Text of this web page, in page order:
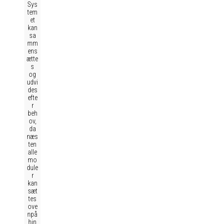
Sys
tem
et
kan
sa
mm
ens
ætte
s
og
udvi
des
efte
r
beh
ov,
da
næs
ten
alle
mo
dule
r
kan
sæt
tes
ove
npå
hin